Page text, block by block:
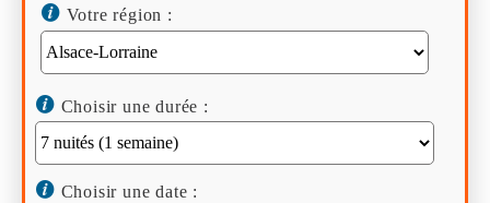
Votre région :
Choisir une durée :
Choisir une date :